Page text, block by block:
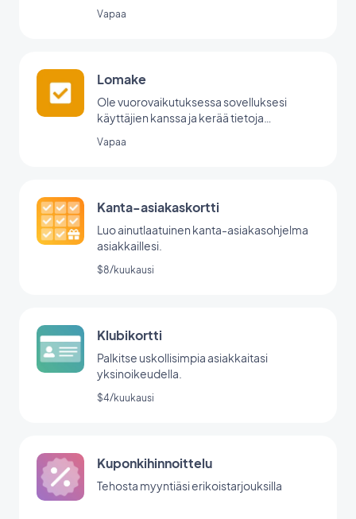
Vapaa
Lomake
Ole vuorovaikutuksessa sovelluksesi
käyttäjien kanssa ja kerää tietoja
Vapaa
Kanta-asiakaskortti
Luo ainutlaatuinen kanta-asiakasohjelma
asiakkaillesi.
$8/kuukausi
Klubikortti
Palkitse uskollisimpia asiakkaitasi
yksinoikeudella.
$4/kuukausi
Kuponkihinnoittelu
Tehosta myyntiäsi erikoistarjouksilla